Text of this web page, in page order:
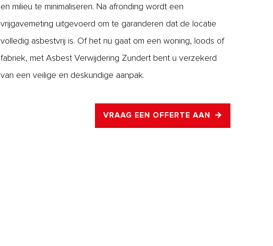
en milieu te minimaliseren. Na afronding wordt een
vrijgavemeting uitgevoerd om te garanderen dat de locatie
volledig asbestvrij is. Of het nu gaat om een woning, loods of
fabriek, met Asbest Verwijdering Zundert bent u verzekerd
van een veilige en deskundige aanpak.
VRAAG EEN OFFERTE AAN